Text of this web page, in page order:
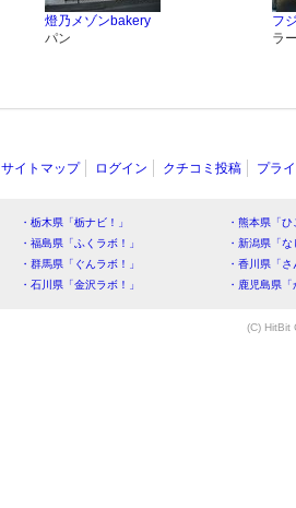
燈乃メゾンbakery
パン
フ
ラ
サイトマップ ログイン クチコミ投稿 プラ
・栃木県「栃ナビ！」
・熊本県「
・福島県「ふくラボ！」
・新潟県「
・群馬県「ぐんラボ！」
・香川県「
・石川県「金沢ラボ！」
・鹿児島県
(C) HitBit